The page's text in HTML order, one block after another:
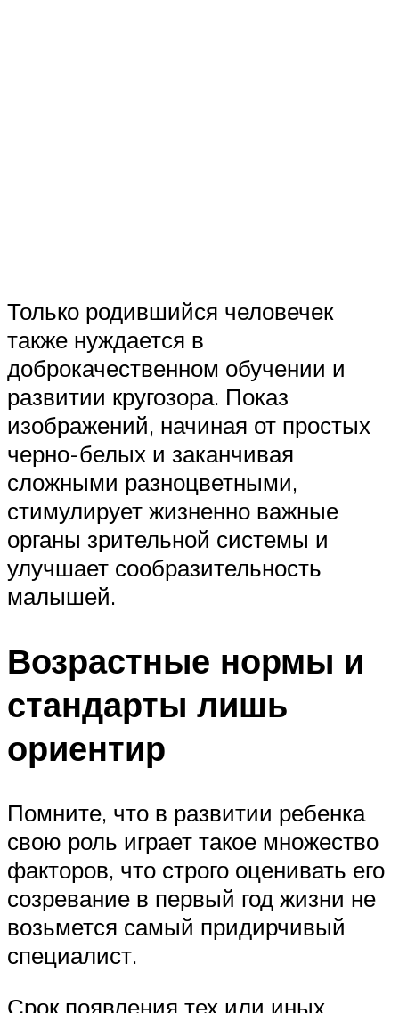
Только родившийся человечек
также нуждается в
доброкачественном обучении и
развитии кругозора. Показ
изображений, начиная от простых
черно-белых и заканчивая
сложными разноцветными,
стимулирует жизненно важные
органы зрительной системы и
улучшает сообразительность
малышей.
Возрастные нормы и
стандарты лишь
ориентир
Помните, что в развитии ребенка
свою роль играет такое множество
факторов, что строго оценивать его
созревание в первый год жизни не
возьмется самый придирчивый
специалист.
Срок появления тех или иных